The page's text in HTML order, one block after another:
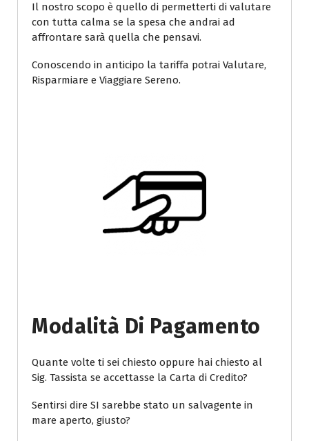
Il nostro scopo è quello di permetterti di valutare
con tutta calma se la spesa che andrai ad
affrontare sarà quella che pensavi.
Conoscendo in anticipo la tariffa potrai Valutare,
Risparmiare e Viaggiare Sereno.
Modalità Di Pagamento
Quante volte ti sei chiesto oppure hai chiesto al
Sig. Tassista se accettasse la Carta di Credito?
Sentirsi dire SI sarebbe stato un salvagente in
mare aperto, giusto?